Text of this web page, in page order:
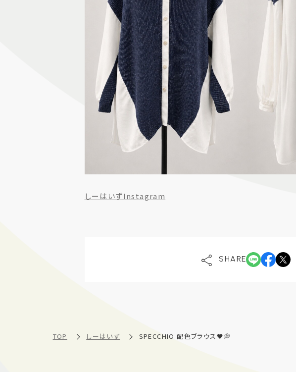
しーはいずInstagram
SHARE
TOP しーはいず SPECCHIO 配色ブラウス🖤💭